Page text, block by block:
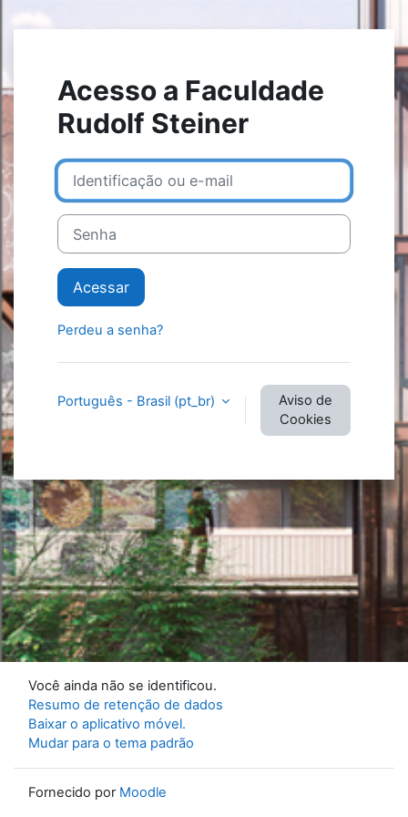
Acesso a Faculdade
Rudolf Steiner
Identificação ou e-mail
Senha
Acessar
Perdeu a senha?
Português - Brasil ‎(pt_br)‎
Aviso de
Cookies
Você ainda não se identificou.
Resumo de retenção de dados
Baixar o aplicativo móvel.
Mudar para o tema padrão
Fornecido por Moodle